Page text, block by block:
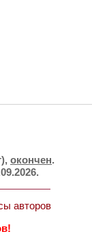
окончен.
авторов